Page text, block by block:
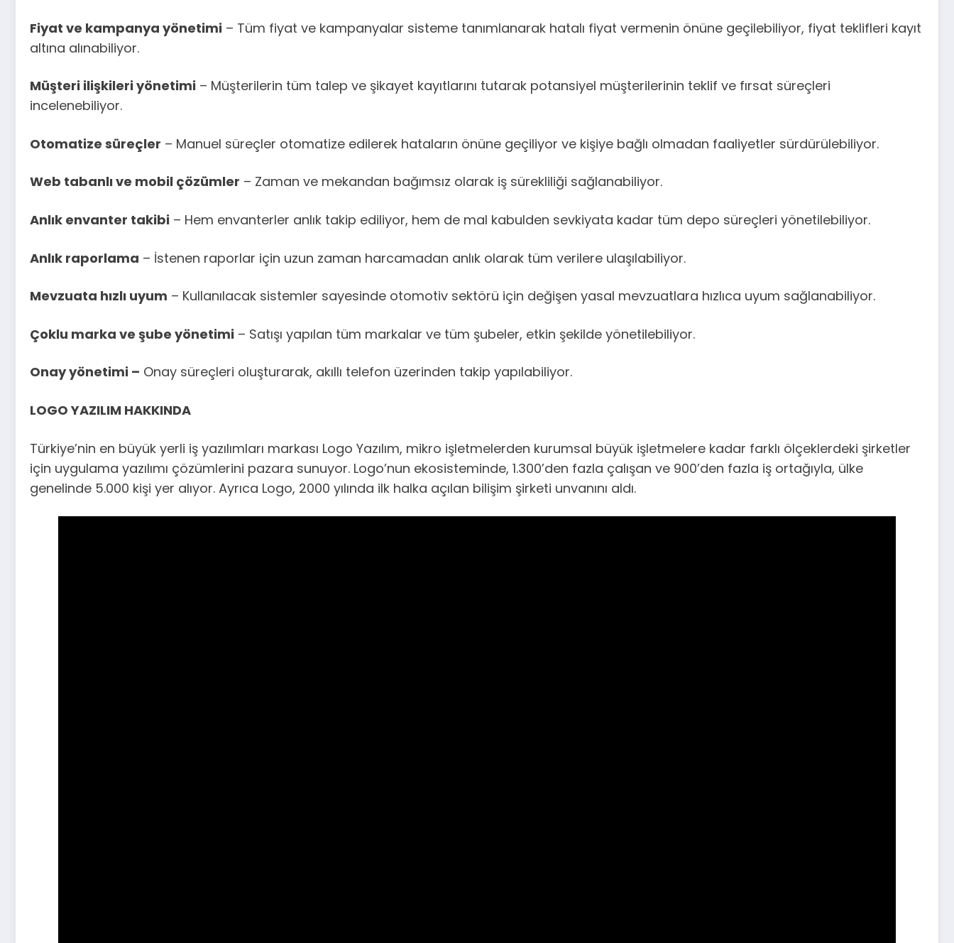
Fiyat ve kampanya yönetimi – Tüm fiyat ve kampanyalar sisteme tanımlanarak hatalı fiyat vermenin önüne geçilebiliyor, fiyat teklifleri kayıt
altına alınabiliyor.
Müşteri ilişkileri yönetimi – Müşterilerin tüm talep ve şikayet kayıtlarını tutarak potansiyel müşterilerinin teklif ve fırsat süreçleri
incelenebiliyor.
Otomatize süreçler – Manuel süreçler otomatize edilerek hataların önüne geçiliyor ve kişiye bağlı olmadan faaliyetler sürdürülebiliyor.
Web tabanlı ve mobil çözümler – Zaman ve mekandan bağımsız olarak iş sürekliliği sağlanabiliyor.
Anlık envanter takibi – Hem envanterler anlık takip ediliyor, hem de mal kabulden sevkiyata kadar tüm depo süreçleri yönetilebiliyor.
Anlık raporlama – İstenen raporlar için uzun zaman harcamadan anlık olarak tüm verilere ulaşılabiliyor.
Mevzuata hızlı uyum – Kullanılacak sistemler sayesinde otomotiv sektörü için değişen yasal mevzuatlara hızlıca uyum sağlanabiliyor.
Çoklu marka ve şube yönetimi – Satışı yapılan tüm markalar ve tüm şubeler, etkin şekilde yönetilebiliyor.
Onay yönetimi – Onay süreçleri oluşturarak, akıllı telefon üzerinden takip yapılabiliyor.
LOGO YAZILIM HAKKINDA
Türkiye’nin en büyük yerli iş yazılımları markası Logo Yazılım, mikro işletmelerden kurumsal büyük işletmelere kadar farklı ölçeklerdeki şirketler
için uygulama yazılımı çözümlerini pazara sunuyor. Logo’nun ekosisteminde, 1.300’den fazla çalışan ve 900’den fazla iş ortağıyla, ülke
genelinde 5.000 kişi yer alıyor. Ayrıca Logo, 2000 yılında ilk halka açılan bilişim şirketi unvanını aldı.